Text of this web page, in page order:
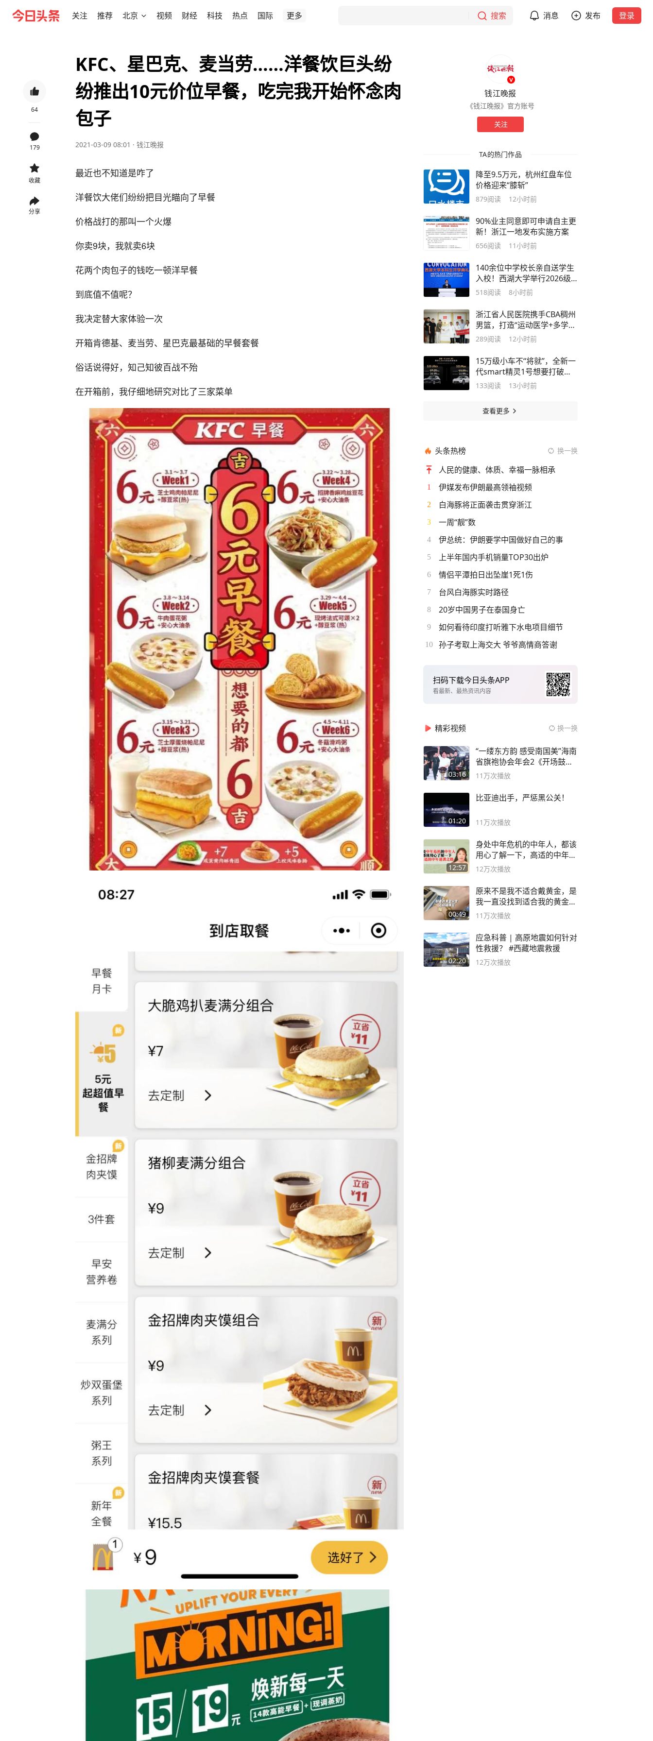
关注 推荐 北京 视频 财经 科技 热点 国际 更多 搜索 消息 发布 登录
64
179
收藏
分享
KFC、星巴克、麦当劳……洋餐饮巨头纷
纷推出10元价位早餐，吃完我开始怀念肉
包子
2021-03-09 08:01 · 钱江晚报
最近也不知道是咋了
洋餐饮大佬们纷纷把目光瞄向了早餐
价格战打的那叫一个火爆
你卖9块，我就卖6块
花两个肉包子的钱吃一顿洋早餐
到底值不值呢？
我决定替大家体验一次
开箱肯德基、麦当劳、星巴克最基础的早餐套餐
俗话说得好，知己知彼百战不殆
在开箱前，我仔细地研究对比了三家菜单
钱江晚报
《钱江晚报》官方账号
关注
TA的热门作品
降至9.5万元，杭州红盘车位
价格迎来“膝斩”
879阅读 12小时前
90%业主同意即可申请自主更
新！浙江一地发布实施方案
656阅读 11小时前
140余位中学校长亲自送学生
入校！西湖大学举行2026级
本科生开学典礼
518阅读 8小时前
浙江省人民医院携手CBA稠州
男篮，打造“运动医学+多学
科”保障新模式
289阅读 12小时前
15万级小车不“将就”，全新一
代smart精灵1号想要打破什
么？
133阅读 13小时前
查看更多
头条热榜 换一换
人民的健康、体质、幸福一脉相承
1 伊媒发布伊朗最高领袖视频
2 白海豚将正面袭击贯穿浙江
3 一周“靓”数
4 伊总统：伊朗要学中国做好自己的事
5 上半年国内手机销量TOP30出炉
6 情侣平潭拍日出坠崖1死1伤
7 台风白海豚实时路径
8 20岁中国男子在泰国身亡
9 如何看待印度打听雅下水电项目细节
10 孙子考取上海交大 爷爷高情商答谢
扫码下载今日头条APP
看最新、最热资讯内容
精彩视频 换一换
03:16
“一缕东方韵 感受南国美”海南
省旗袍协会年会2《开场鼓》
二团
11万次播放
01:20
比亚迪出手，严惩黑公关！
11万次播放
12:57
身处中年危机的中年人，都该
用心了解一下，高适的中年逆
袭之路
12万次播放
00:49
原来不是我不适合戴黄金，是
我一直没找到适合我的黄金
😭
11万次播放
02:20
应急科普 | 高原地震如何针对
性救援？ #西藏地震救援
12万次播放